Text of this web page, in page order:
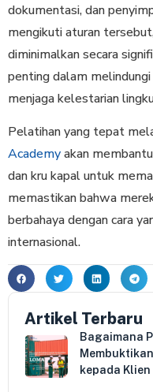
dokumentasi, dan
mengikuti aturan
diminimalkan secara
penting dalam
menjaga kelestarian
Pelatihan yang tepat
Academyakan
dan kru kapal untuk
memastikan bahwa
berbahaya dengan cara
internasional.
Artikel Terbaru
Bagaimana
kepada